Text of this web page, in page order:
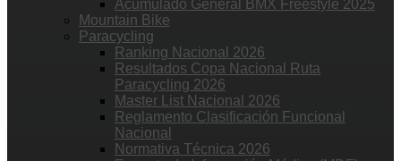
Acumulado General BMX Freestyle 2025
Mountain Bike
Paracycling
Ranking Nacional 2026
Resultados Copa Nacional Ruta
Paracycling 2026
Master List Nacional 2026
Reglamento Clasificación Funcional
Nacional
Normativa Técnica 2026